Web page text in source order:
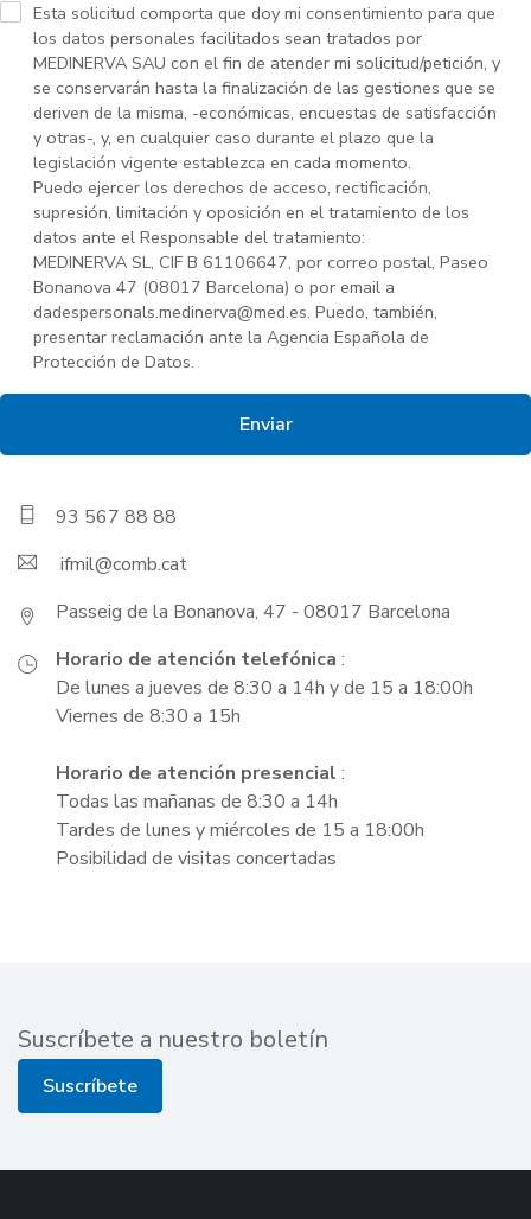
Esta solicitud comporta que doy mi consentimiento para que
los datos personales facilitados sean tratados por
MEDINERVA SAU con el fin de atender mi solicitud/petición, y
se conservarán hasta la finalización de las gestiones que se
deriven de la misma, -económicas, encuestas de satisfacción
y otras-, y, en cualquier caso durante el plazo que la
legislación vigente establezca en cada momento.
Puedo ejercer los derechos de acceso, rectificación,
supresión, limitación y oposición en el tratamiento de los
datos ante el Responsable del tratamiento:
MEDINERVA SL, CIF B 61106647, por correo postal, Paseo
Bonanova 47 (08017 Barcelona) o por email a
dadespersonals.medinerva@med.es. Puedo, también,
presentar reclamación ante la Agencia Española de
Protección de Datos.
93 567 88 88
ifmil
Passeig de la Bonanova, 47 - 08017 Barcelona
Horario de atención telefónica :
De lunes a jueves de 8:30 a 14h y de 15 a 18:00h
Viernes de 8:30 a 15h
Horario de atención presencial :
Todas las mañanas de 8:30 a 14h
Tardes de lunes y miércoles de 15 a 18:00h
Posibilidad de visitas concertadas
Suscríbete a nuestro boletín
Suscríbete